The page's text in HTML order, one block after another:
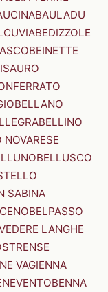
BAULADU
BEDIZZOLE
BEINETTE
BELLANO
BELLINO
NOVARESE
BELLUSCO
SABINA
BELPASSO
LANGHE
VAGIENNA
BENNA